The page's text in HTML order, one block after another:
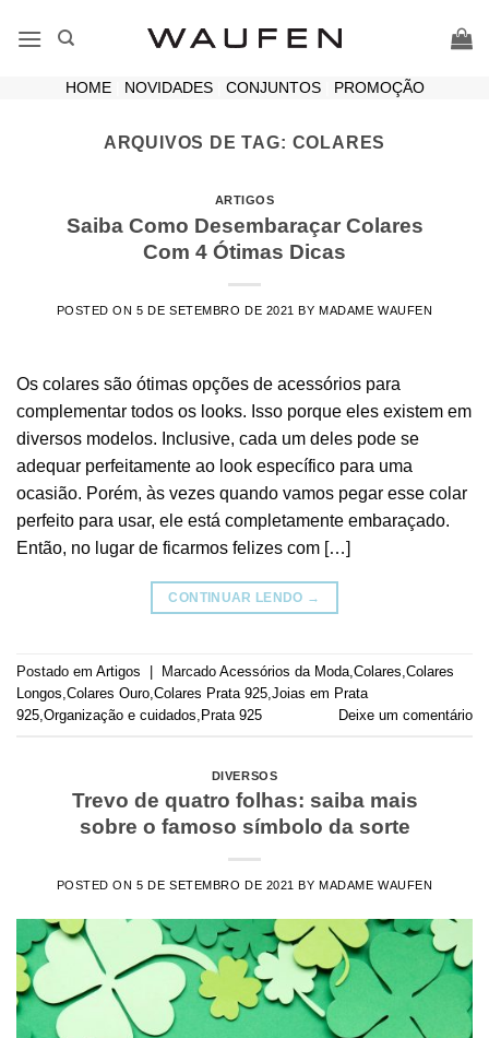
HOME| NOVIDADES| CONJUNTOS| PROMOÇÃO
ARQUIVOS DE TAG: COLARES
ARTIGOS
Saiba Como Desembaraçar Colares
Com 4 Ótimas Dicas
POSTED ON5 DE SETEMBRO DE 2021 BYMADAME WAUFEN
Os colares são ótimas opções de acessórios para
complementar todos os looks. Isso porque eles existem em
diversos modelos. Inclusive, cada um deles pode se
adequar perfeitamente ao look específico para uma
ocasião. Porém, às vezes quando vamos pegar esse colar
perfeito para usar, ele está completamente embaraçado.
Então, no lugar de ficarmos felizes com […]
CONTINUAR LENDO →
Postado em Artigos Marcado Acessórios da Moda Colares Colares
Longos Colares Ouro Colares Prata 925 Joias em Prata
925 Organização e cuidados Prata 925 Deixe um comentário
DIVERSOS
Trevo de quatro folhas: saiba mais
sobre o famoso símbolo da sorte
POSTED ON5 DE SETEMBRO DE 2021 BY MADAME WAUFEN